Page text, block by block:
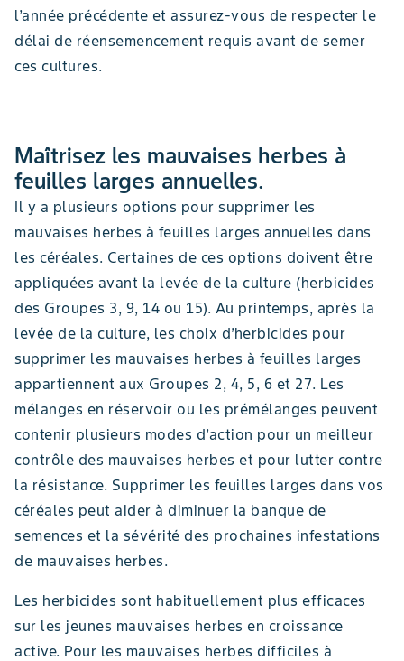
l’année précédente et assurez-vous de respecter le
délai de réensemencement requis avant de semer
ces cultures.
Maîtrisez les mauvaises herbes à
feuilles larges annuelles.
Il y a plusieurs options pour supprimer les
mauvaises herbes à feuilles larges annuelles dans
les céréales. Certaines de ces options doivent être
appliquées avant la levée de la culture (herbicides
des Groupes 3, 9, 14 ou 15). Au printemps, après la
levée de la culture, les choix d’herbicides pour
supprimer les mauvaises herbes à feuilles larges
appartiennent aux Groupes 2, 4, 5, 6 et 27. Les
mélanges en réservoir ou les prémélanges peuvent
contenir plusieurs modes d’action pour un meilleur
contrôle des mauvaises herbes et pour lutter contre
la résistance. Supprimer les feuilles larges dans vos
céréales peut aider à diminuer la banque de
semences et la sévérité des prochaines infestations
de mauvaises herbes.
Les herbicides sont habituellement plus efficaces
sur les jeunes mauvaises herbes en croissance
active. Pour les mauvaises herbes difficiles à